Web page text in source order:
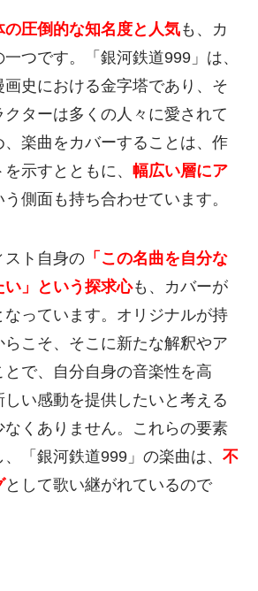
の圧倒的な知名度と人気も、カ
つです。「銀河鉄道999」は、
画史における金字塔であり、そ
ターは多くの人々に愛されて
、楽曲をカバーすることは、作
示すとともに、 幅広い層にア
う側面も持ち合わせています。
スト自身の「この名曲を自分な
い」という探求心も、カバーが
っています。オリジナルが持
こそ、そこに新たな解釈やア
とで、自分自身の音楽性を高
い感動を提供したいと考える
なくありません。これらの要素
「銀河鉄道999」の楽曲は、 不
として歌い継がれているので